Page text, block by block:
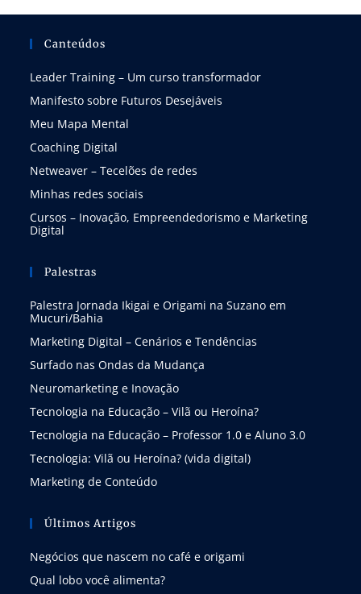
Canteúdos
Leader Training – Um curso transformador
Manifesto sobre Futuros Desejáveis
Meu Mapa Mental
Coaching Digital
Netweaver – Tecelões de redes
Minhas redes sociais
Cursos – Inovação, Empreendedorismo e Marketing
Digital
Palestras
Palestra Jornada Ikigai e Origami na Suzano em
Mucuri/Bahia
Marketing Digital – Cenários e Tendências
Surfado nas Ondas da Mudança
Neuromarketing e Inovação
Tecnologia na Educação – Vilã ou Heroína?
Tecnologia na Educação – Professor 1.0 e Aluno 3.0
Tecnologia: Vilã ou Heroína? (vida digital)
Marketing de Conteúdo
Últimos Artigos
Negócios que nascem no café e origami
Qual lobo você alimenta?